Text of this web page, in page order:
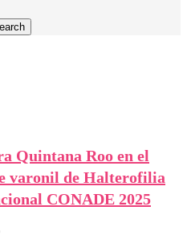
Quintana Roo en el
varonil de Halterofilia
CONADE 2025